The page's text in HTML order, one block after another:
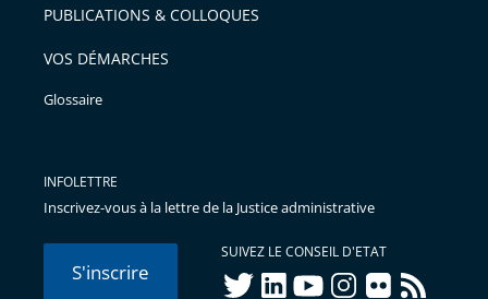
PUBLICATIONS & COLLOQUES
VOS DÉMARCHES
Glossaire
INFOLETTRE
Inscrivez-vous à la lettre de la Justice administrative
S'inscrire
SUIVEZ LE CONSEIL D'ETAT
twitterlinkedInyoutubeinstagram
flickr rss